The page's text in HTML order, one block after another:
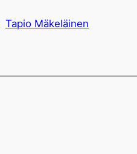
Tapio Mäkeläinen